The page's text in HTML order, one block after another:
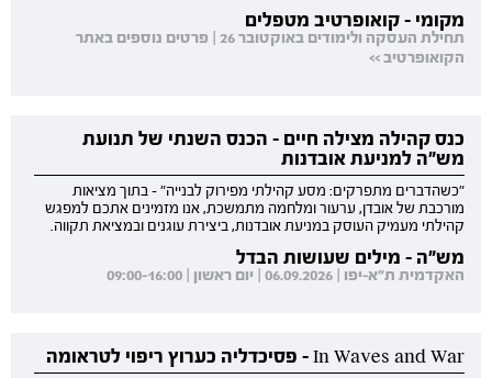
מקומי - קואופרטיב מטפלים
תחילת העסקה ולימודים באוקטובר 26 | פרטים נוספים באתר
הקואופרטיב >>
כנס קהילה מצילה חיים - הכנס השנתי של תנועת
מש"ה למניעת אובדנות
"כשהדברים מתפרקים: מסע קהילתי מפירוק לבנייה" - בתוך מציאות
מורכבת של אובדן, ערעור ומלחמה מתמשכת, אנו מזמינים אתכם למפגש
קהילתי מעמיק העוסק במניעת אובדנות, ביצירת עוגנים ובמציאת תקווה.
מש"ה - מילים שעושות הבדל
האקדמית ת"א-יפו | 06.09.2026 | יום ראשון | 09:00-16:00
In Waves and War - פסיכדליה כערוץ ריפוי לטראומה